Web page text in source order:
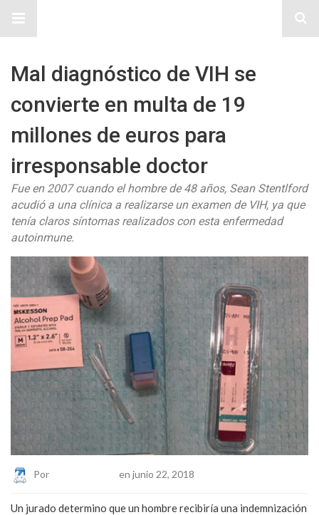
Mal diagnóstico de VIH se
convierte en multa de 19
millones de euros para
irresponsable doctor
Fue en 2007 cuando el hombre de 48 años, Sean Stentlford
acudió a una clínica a realizarse un examen de VIH, ya que
tenía claros síntomas realizados con esta enfermedad
autoinmune.
Por en junio 22, 2018
Un jurado determino que un hombre recibiría una indemnización